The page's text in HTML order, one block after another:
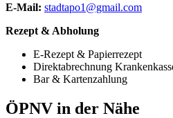
E-Mail: stadtapo1@gmail.com
Rezept & Abholung
E-Rezept & Papierrezept
Direktabrechnung
Bar & Kartenzahlung
ÖPNV in der Nähe